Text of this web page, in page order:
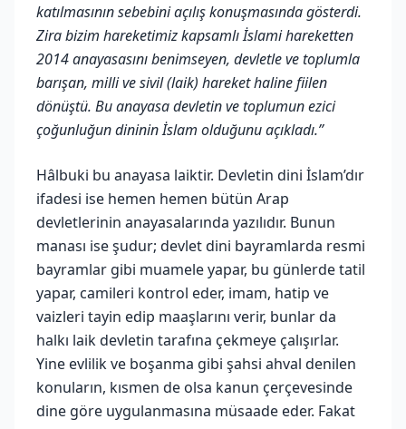
katılmasının sebebini açılış konuşmasında gösterdi.
Zira bizim hareketimiz kapsamlı İslami hareketten
2014 anayasasını benimseyen, devletle ve toplumla
barışan, milli ve sivil (laik) hareket haline fiilen
dönüştü. Bu anayasa devletin ve toplumun ezici
çoğunluğun dininin İslam olduğunu açıkladı.”
Hâlbuki bu anayasa laiktir. Devletin dini İslam’dır
ifadesi ise hemen hemen bütün Arap
devletlerinin anayasalarında yazılıdır. Bunun
manası ise şudur; devlet dini bayramlarda resmi
bayramlar gibi muamele yapar, bu günlerde tatil
yapar, camileri kontrol eder, imam, hatip ve
vaizleri tayin edip maaşlarını verir, bunlar da
halkı laik devletin tarafına çekmeye çalışırlar.
Yine evlilik ve boşanma gibi şahsi ahval denilen
konuların, kısmen de olsa kanun çerçevesinde
dine göre uygulanmasına müsaade eder. Fakat